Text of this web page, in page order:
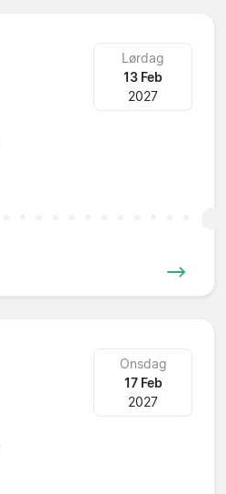
Lørdag
13 Feb
2027
Onsdag
17 Feb
2027